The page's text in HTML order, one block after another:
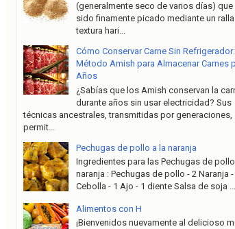
(generalmente seco de varios días) que
sido finamente picado mediante un
textura hari...
Cómo Conservar Carne Sin Refrigerador:
Método Amish para Almacenar Carnes
Años
¿Sabías que los Amish conservan la
durante años sin usar electricidad? Sus
técnicas ancestrales, transmitidas por generaciones,
permit...
Pechugas de pollo a la naranja
Ingredientes para las Pechugas de
naranja : Pechugas de pollo - 2 Naranja -
Cebolla - 1 Ajo - 1 diente Salsa de soja ...
Alimentos con H
¡Bienvenidos nuevamente al delicioso